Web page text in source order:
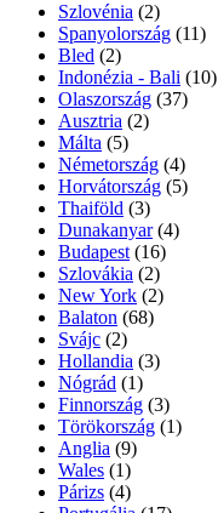
Szlovénia (2)
Spanyolország (11)
Bled (2)
Indonézia - Bali (10)
Olaszország (37)
Ausztria (2)
Málta (5)
Németország (4)
Horvátország (5)
Thaiföld (3)
Dunakanyar (4)
Budapest (16)
Szlovákia (2)
New York (2)
Balaton (68)
Svájc (2)
Hollandia (3)
Nógrád (1)
Finnország (3)
Törökország (1)
Anglia (9)
Wales (1)
Párizs (4)